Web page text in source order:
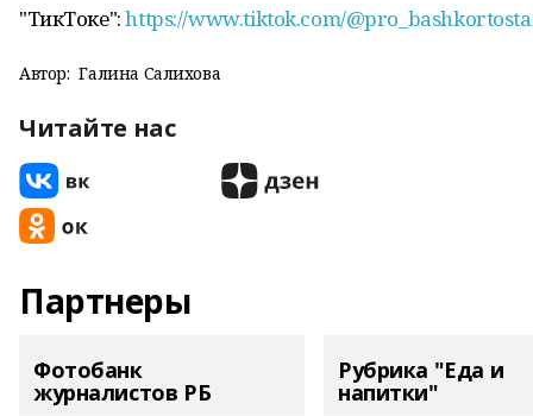
"ТикТоке":https://www.tiktok.com/
Автор: Галина Салихова
Читайте нас
Партнеры
Фотобанк
журналистов РБ
Рубрика "Еда и
напитки"